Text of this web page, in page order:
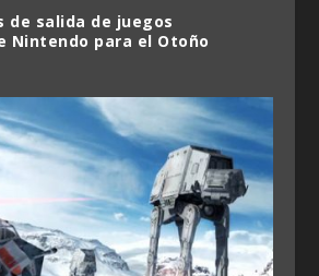
de salida de juegos
Nintendo para el Otoño